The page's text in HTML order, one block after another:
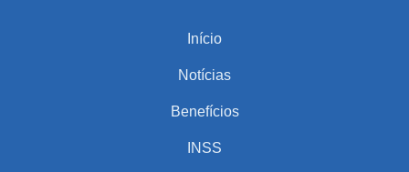
Início
Notícias
Benefícios
INSS